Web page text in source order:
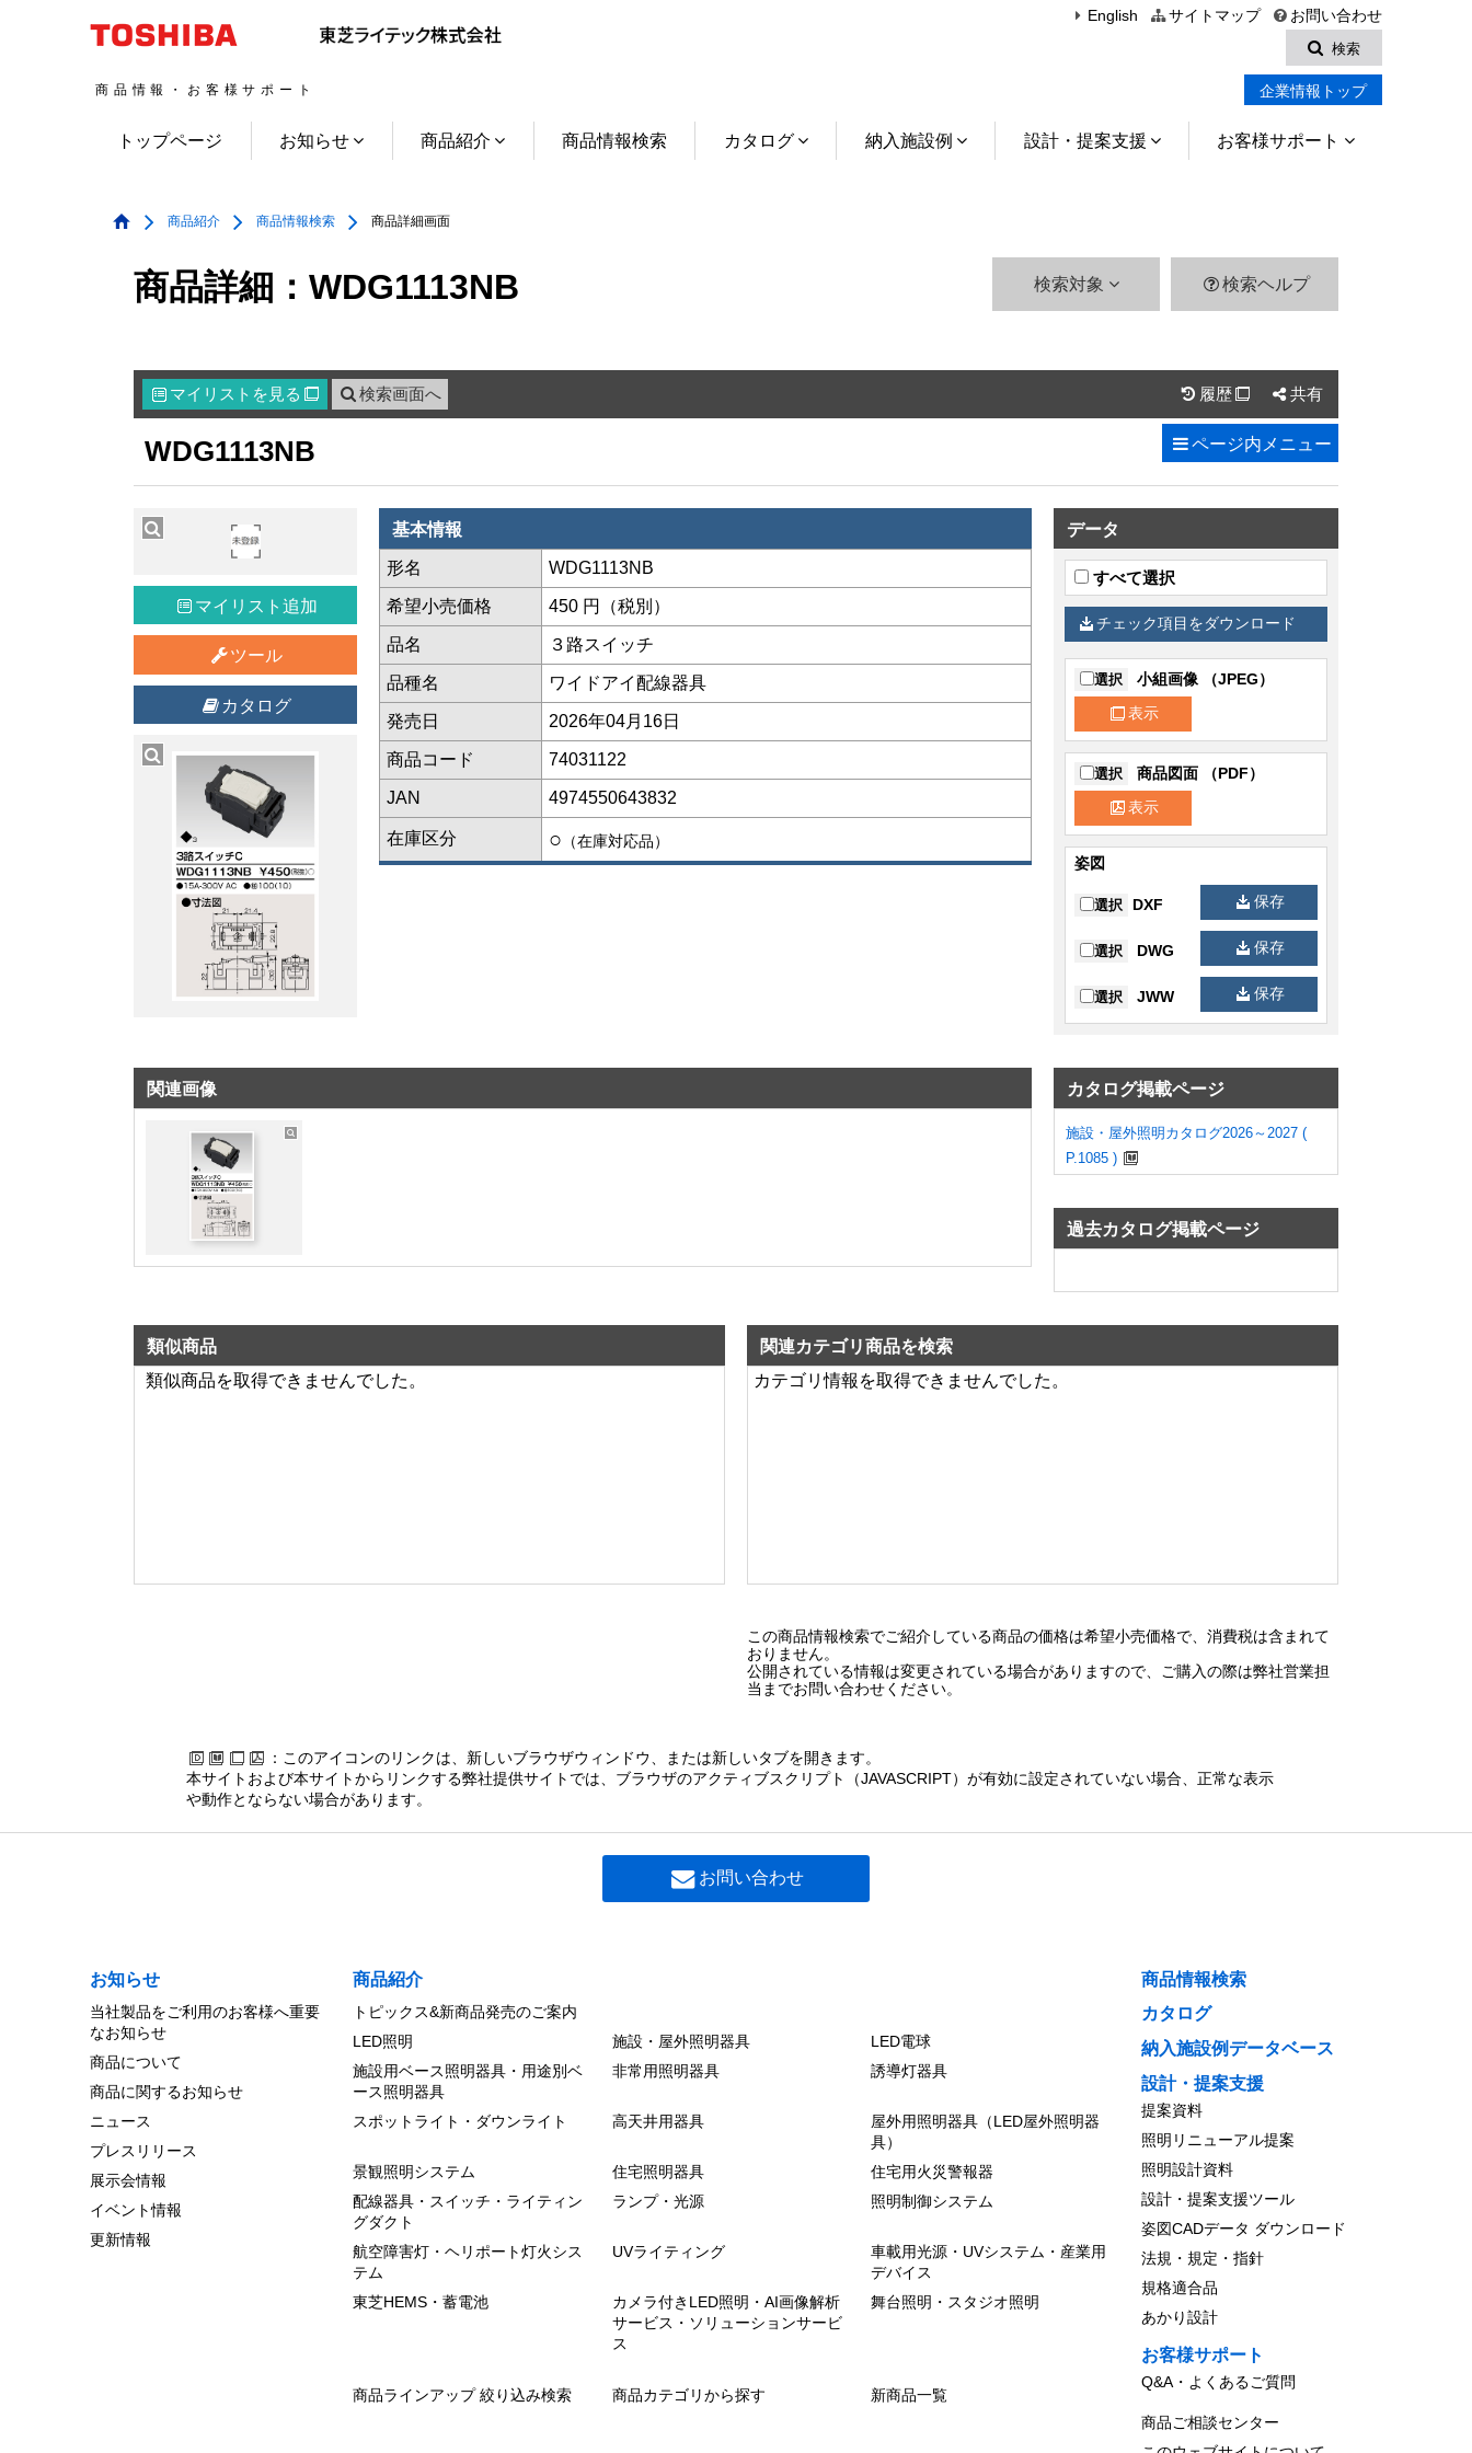
English サイトマップ
お問い合わせ
検索
商品情報・お客様サポート 企業情報トップ
トップページ お知らせ 商品紹介 商品情報検索 カタログ 納入施設例 設計・提案支援 お客様サポート
商品紹介 商品情報検索 商品詳細画面
商品詳細：WDG1113NB 検索対象 検索ヘルプ
マイリスト を見る  検索画面へ 履歴  共有
WDG1113NB ページ内 メニュー
マイリスト追加
ツール
カタログ
基本情報
形名 WDG1113NB
希望小売価格 450 円（税別）
品名 ３路スイッチ
品種名 ワイドアイ配線器具
発売日 2026年04月16日
商品コード 74031122
JAN 4974550643832
在庫区分 ○ （在庫対応品）
データ
すべて選択
チェック項目をダウンロード
選択 小組画像 （JPEG）
表示
選択 商品図面 （PDF）
表示
姿図
選択 DXF 保存
選択 DWG 保存
選択 JWW 保存
関連画像 カタログ掲載ページ
施設・屋外照明カタログ2026～2027 (
P.1085 )
過去カタログ掲載ページ
類似商品
類似商品を取得できませんでした。
関連カテゴリ商品を検索
カテゴリ情報を取得できませんでした。
この商品情報検索でご紹介している商品の価格は希望小売価格で、消費税は含まれて
おりません。
公開されている情報は変更されている場合がありますので、ご購入の際は弊社営業担
当までお問い合わせください。
：このアイコンのリンクは、新しいブラウザウィンドウ、または新しいタブを開きます。
本サイトおよび本サイトからリンクする弊社提供サイトでは、ブラウザのアクティブスクリプト（JAVASCRIPT）が有効に設定されていない場合、正常な表示
や動作とならない場合があります。
お問い合わせ
お知らせ
当社製品をご利用のお客様へ重要
なお知らせ
商品について
商品に関するお知らせ
ニュース
プレスリリース
展示会情報
イベント情報
更新情報
商品紹介
トピックス&新商品発売のご案内
LED照明
施設・屋外照明器具
LED電球
施設用ベース照明器具・用途別ベ
ース照明器具
非常用照明器具 誘導灯器具
スポットライト・ダウンライト 高天井用器具
屋外用照明器具（LED屋外照明器
具）
景観照明システム
住宅照明器具
住宅用火災警報器
配線器具・スイッチ・ライティン
グダクト
ランプ・光源 照明制御システム
航空障害灯・ヘリポート灯火シス
テム
UVライティング
車載用光源・UVシステム・産業用
デバイス
東芝HEMS・蓄電池
カメラ付きLED照明・AI画像解析
サービス・ソリューションサービ
ス
舞台照明・スタジオ照明
商品ラインアップ 絞り込み検索 商品カテゴリから探す 新商品一覧
商品情報検索
カタログ
納入施設例データベース
設計・提案支援
提案資料
照明リニューアル提案
照明設計資料
設計・提案支援ツール
姿図CADデータ ダウンロード
法規・規定・指針
規格適合品
あかり設計
お客様サポート
Q&A・よくあるご質問
商品ご相談センター